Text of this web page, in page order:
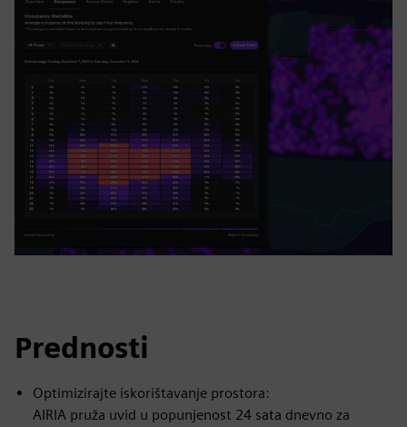
Prednosti
Optimizirajte iskorištavanje prostora:
AIRIA pruža uvid u popunjenost 24 sata dnevno za